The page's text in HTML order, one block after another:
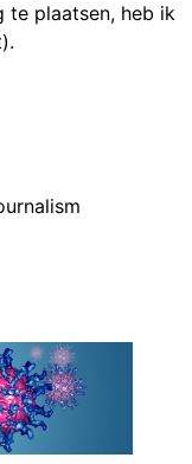
te plaatsen, heb ik